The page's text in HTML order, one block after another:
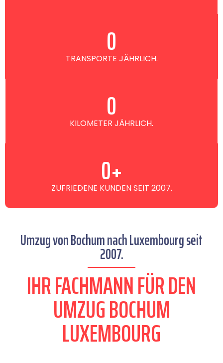
TRANSPORTE JÄHRLICH.
0
KILOMETER JÄHRLICH.
0
ZUFRIEDENE KUNDEN SEIT 2007.
0+
Umzug von Bochum nach Luxembourg seit
2007.
IHR FACHMANN FÜR DEN
UMZUG BOCHUM
LUXEMBOURG